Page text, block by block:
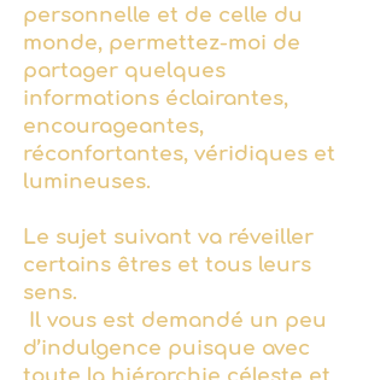
personnelle et de celle du
monde, permettez-moi de
partager quelques
informations éclairantes,
encourageantes,
réconfortantes, véridiques et
lumineuses.
Le sujet suivant va réveiller
certains êtres et tous leurs
sens.
Il vous est demandé un peu
d’indulgence puisque avec